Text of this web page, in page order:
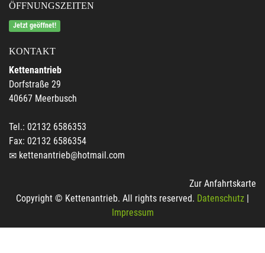
ÖFFNUNGSZEITEN
Jetzt geöffnet!
KONTAKT
Kettenantrieb
Dorfstraße 29
40667 Meerbusch
Tel.: 02132 6586353
Fax: 02132 6586354
kettenantrieb@hotmail.com
Zur Anfahrtskarte
Copyright © Kettenantrieb. All rights reserved. Datenschutz |
Impressum